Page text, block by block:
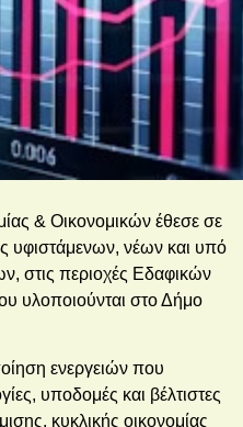
& Οικονομικών έθεσε σε
υφιστάμενων, νέων και υπό
στις περιοχές Εδαφικών
υλοποιούνται στο Δήμο
ενεργειών που
υποδομές και βέλτιστες
κυκλικής οικονομίας